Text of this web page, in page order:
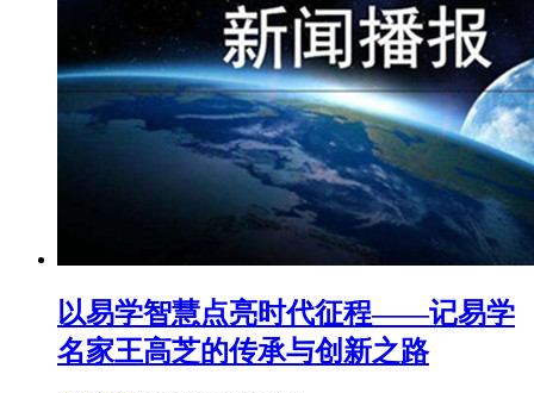
以易学智慧点亮时代征程——记易学
名家王高芝的传承与创新之路